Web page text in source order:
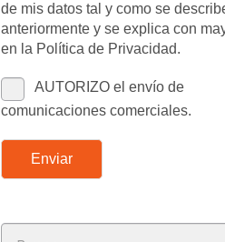
de mis datos tal y como se
anteriormente y se explica con
en la Política de Privacidad.
AUTORIZO el envío de
comunicaciones comerciales.
Enviar
Buscar: